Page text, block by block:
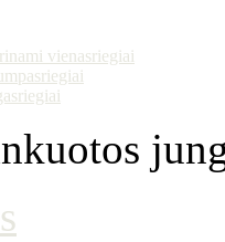
vienasriegiai